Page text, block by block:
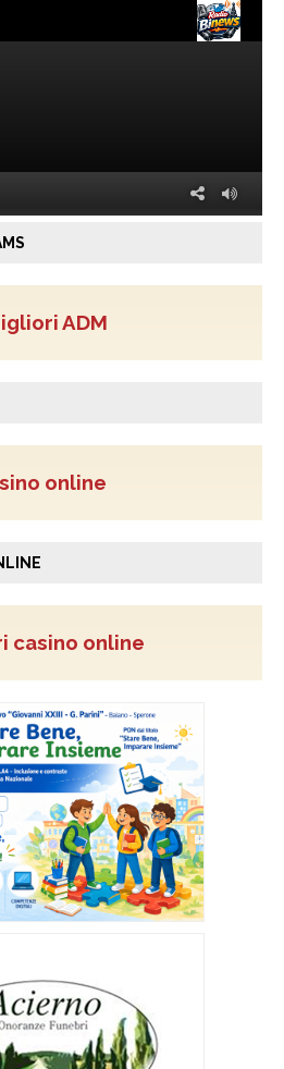
ADM
online
casino online